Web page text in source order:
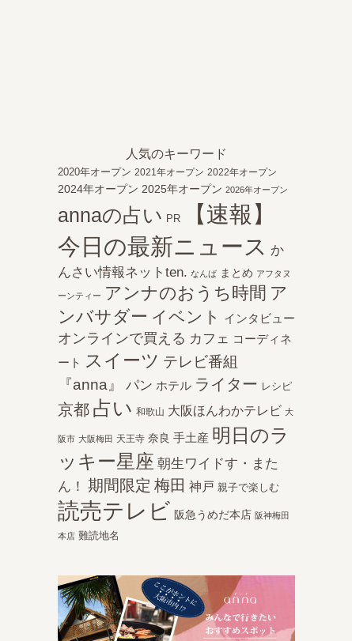
人気のキーワード
2020年オープン 2021年オープン 2022年オープン
2024年オープン 2025年オープン 2026年オープン
annaの占い PR
【速報】
今日の最新ニュース か
んさい情報ネットten. なんば まとめ アフタヌ
ーンティー アンナのおうち時間 ア
ンバサダー イベント インタビュー
オンラインで買える カフェ コーディネ
ート
スイーツ テレビ番組
『anna』
パン ホテル ライター レシピ
京都 占い 和歌山 大阪ほんわかテレビ 大
阪市 大阪梅田 天王寺 奈良 手土産 明日のラ
ッキー星座 朝生ワイドす・また
ん！ 期間限定 梅田 神戸 親子で楽しむ
読売テレビ 阪急うめだ本店 阪神梅田
本店 難読地名